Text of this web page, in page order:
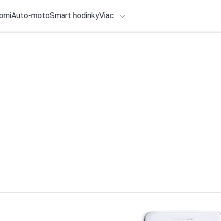
Auto-motoSmart hodinkyViac